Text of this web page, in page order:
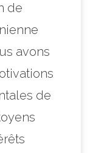
de
avons
de